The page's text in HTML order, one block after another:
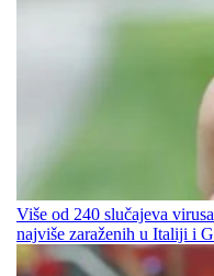
Više od 240 slučajeva
najviše zaraženih u Italiji i